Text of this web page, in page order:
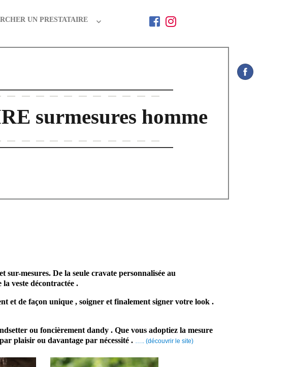
UN PRESTATAIRE
surmesures homme
mesures. De la seule cravate personnalisée au
veste décontractée .
et de façon unique , soigner et finalement signer votre look .
ou foncièrement dandy . Que vous adoptiez la mesure
plaisir ou davantage par nécessité . ….. (découvrir le site)